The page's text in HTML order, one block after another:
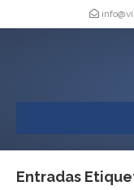
Entradas